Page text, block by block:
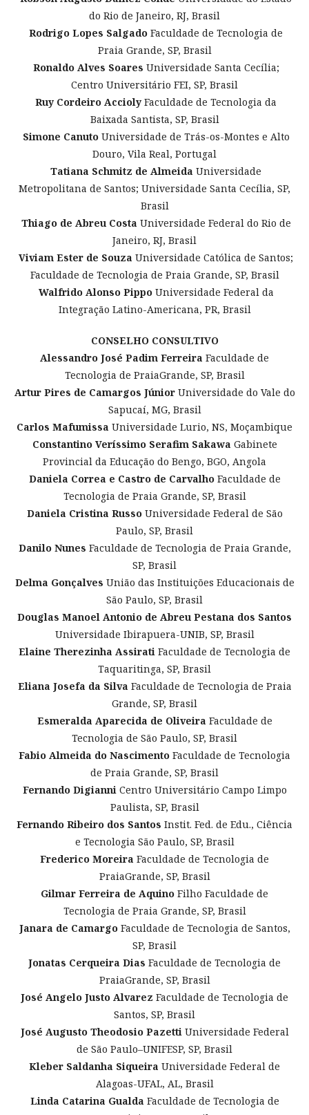
do Rio de Janeiro, RJ, Brasil
Rodrigo Lopes Salgado Faculdade de Tecnologia de
Praia Grande, SP, Brasil
Ronaldo Alves Soares Universidade Santa Cecília;
Centro Universitário FEI, SP, Brasil
Ruy Cordeiro Accioly Faculdade de Tecnologia da
Baixada Santista, SP, Brasil
Simone CanutoUniversidade de Trás-os-Montes e Alto
Douro, Vila Real, Portugal
Tatiana Schmitz de Almeida Universidade
Metropolitana de Santos; Universidade Santa Cecília, SP,
Brasil
Thiago de Abreu Costa Universidade Federal do Rio de
Janeiro, RJ, Brasil
Viviam Ester de Souza Universidade Católica de Santos;
Faculdade de Tecnologia de Praia Grande, SP, Brasil
Walfrido Alonso PippoUniversidade Federal da
Integração Latino-Americana, PR, Brasil
CONSELHO CONSULTIVO
Alessandro José Padim Ferreira Faculdade de
Tecnologia de PraiaGrande, SP, Brasil
Artur Pires de Camargos JúniorUniversidade do Vale do
Sapucaí, MG, Brasil
Carlos Mafumissa Universidade Lurio, NS, Moçambique
Constantino Veríssimo Serafim Sakawa Gabinete
Provincial da Educação do Bengo, BGO, Angola
Daniela Correa e Castro de CarvalhoFaculdade de
Tecnologia de Praia Grande, SP, Brasil
Daniela Cristina RussoUniversidade Federal de São
Paulo, SP, Brasil
Danilo Nunes Faculdade de Tecnologia de Praia Grande,
SP, Brasil
Delma Gonçalves União das Instituições Educacionais de
São Paulo, SP, Brasil
Douglas Manoel Antonio de Abreu Pestana dos Santos
Universidade Ibirapuera-UNIB, SP, Brasil
Elaine Therezinha Assirati Faculdade de Tecnologia de
Taquaritinga, SP, Brasil
Eliana Josefa da Silva Faculdade de Tecnologia de Praia
Grande, SP, Brasil
Esmeralda Aparecida de Oliveira Faculdade de
Tecnologia de São Paulo, SP, Brasil
Fabio Almeida do Nascimento Faculdade de Tecnologia
de Praia Grande, SP, Brasil
Fernando DigianniCentro Universitário Campo Limpo
Paulista, SP, Brasil
Fernando Ribeiro dos Santos Instit. Fed. de Edu., Ciência
e Tecnologia São Paulo, SP, Brasil
Frederico Moreira Faculdade de Tecnologia de
PraiaGrande, SP, Brasil
Gilmar Ferreira de Aquino Filho Faculdade de
Tecnologia de Praia Grande, SP, Brasil
Janara de CamargoFaculdade de Tecnologia de Santos,
SP, Brasil
Jonatas Cerqueira Dias Faculdade de Tecnologia de
PraiaGrande, SP, Brasil
José Angelo Justo Alvarez Faculdade de Tecnologia de
Santos, SP, Brasil
José Augusto Theodosio PazettiUniversidade Federal
de São Paulo–UNIFESP, SP, Brasil
Kleber Saldanha Siqueira Universidade Federal de
Alagoas-UFAL, AL, Brasil
Linda Catarina Gualda Faculdade de Tecnologia de